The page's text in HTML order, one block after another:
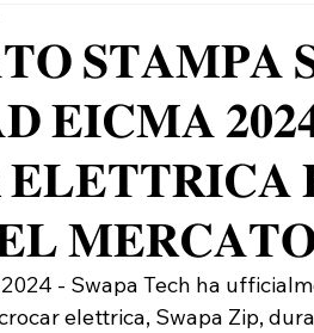
𝐒𝐓𝐀𝐌𝐏𝐀
𝐄𝐈𝐂𝐌𝐀
- Swapa Tech ha
elettrica, Swapa Zip,